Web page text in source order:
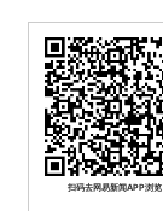
扫码去网易新闻APP浏览